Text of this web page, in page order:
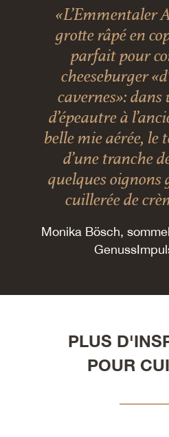
«L’Emmentaler
grotte râpé en
parfait pour
cheeseburger
cavernes»:
d’épeautre à
belle mie aérée,
d’une tranche
quelques oignons
cuillerée de
Monika Bösch,
PLUS
POUR